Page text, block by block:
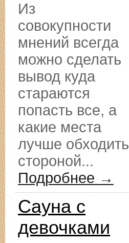
Из
совокупности
мнений всегда
можно сделать
вывод куда
стараются
попасть все, а
какие места
лучше обходить
стороной...
Подробнее →
Сауна с
девочками